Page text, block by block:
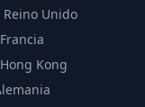
Unido
Kong